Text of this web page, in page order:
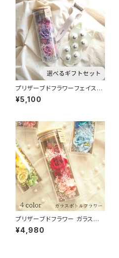
プリザーブドフラワーフェイスロ
ーラー マッサージローラー ２点
でも３点でも お好きな方でお選
¥5,100
プリザーブドフラワー ガラスボト
ルフラワー ４color ガラスドー
ム レッド イエロー パープル ブ
¥4,980